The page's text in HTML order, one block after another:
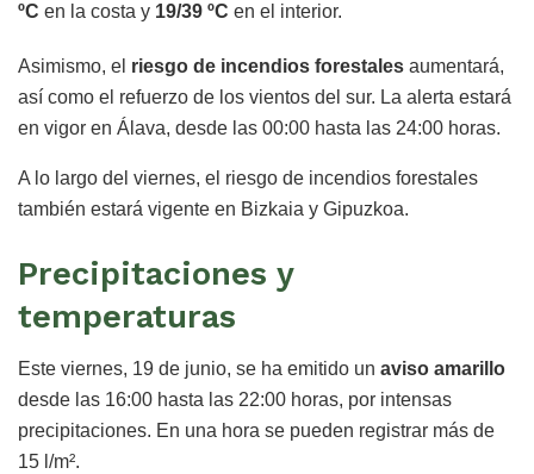
ºC en la costa y 19/39 ºC en el interior.
Asimismo, el riesgo de incendios forestales aumentará,
así como el refuerzo de los vientos del sur. La alerta estará
en vigor en Álava, desde las 00:00 hasta las 24:00 horas.
A lo largo del viernes, el riesgo de incendios forestales
también estará vigente en Bizkaia y Gipuzkoa.
Precipitaciones y
temperaturas
Este viernes, 19 de junio, se ha emitido un aviso amarillo
desde las 16:00 hasta las 22:00 horas, por intensas
precipitaciones. En una hora se pueden registrar más de
15 l/m².